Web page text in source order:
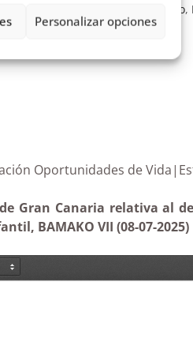
Personalizar opciones
proyecto,
Oportunidades
Canaria relativa al
BAMAKO VII (08-07-2025)